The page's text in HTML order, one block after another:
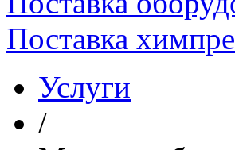
Поставка
Услуги
/